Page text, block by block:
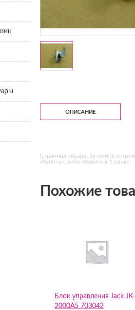
ОПИСАНИЕ
Страница товара: Заточное
«Купить», либо «Купить в 1 клик».
Похожие
Блок управления Jack JK-
2000A5 703042